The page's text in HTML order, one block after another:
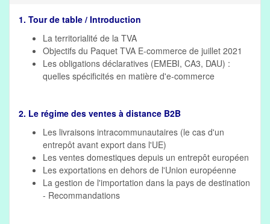
1. Tour de table / Introduction
La territorialité de la TVA
Objectifs du Paquet TVA E-commerce de juillet 2021
Les obligations déclaratives (EMEBI, CA3, DAU) :
quelles spécificités en matière d'e-commerce
2. Le régime des ventes à distance B2B
Les livraisons intracommunautaires (le cas d'un
entrepôt avant export dans l'UE)
Les ventes domestiques depuis un entrepôt européen
Les exportations en dehors de l'Union européenne
La gestion de l'importation dans la pays de destination
- Recommandations